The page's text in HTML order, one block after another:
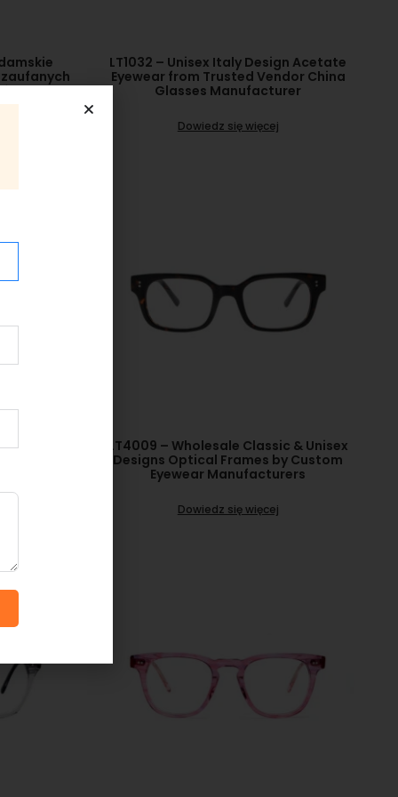
LT1032 – Unisex Italy Design Acetate
Eyewear from Trusted Vendor China
Glasses Manufacturer
Dowiedz się więcej
Glass
LT4009 – Wholesale Classic & Unisex
Designs Optical Frames by Custom
Eyewear Manufacturers
Dowiedz się więcej